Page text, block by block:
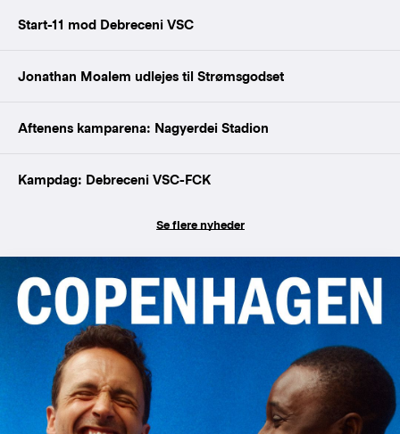
Start-11 mod Debreceni VSC
Jonathan Moalem udlejes til Strømsgodset
Aftenens kamparena: Nagyerdei Stadion
Kampdag: Debreceni VSC-FCK
Se flere nyheder